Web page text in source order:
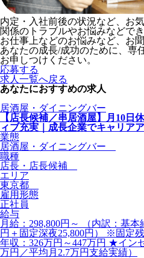
内定・入社前後の状況など、お
関係のトラブルやお悩みなどで
お仕事上などのお悩みなど、お
あなたの成長/成功のために、専
お申しつけください。
応募する
求人一覧へ戻る
あなたにおすすめの求人
居酒屋・ダイニングバー
【店長候補／串居酒屋】月10日
ィブ充実｜成長企業でキャリア
業態
居酒屋・ダイニングバー
職種
店長・店長候補
エリア
東京都
雇用形態
正社員
給与
月給：298,800円～ （内訳：基本
円＋固定深夜25,800円） ※固定
年収：326万円～447万円 ★イン
万円／平均月2.7万円支給実績）